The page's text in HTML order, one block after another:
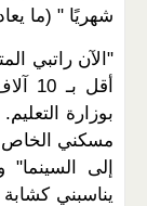
شهريًا " (ما يعادل نحو
أقل
بوزارة
مسكني الخاص
إلى
يناسبني